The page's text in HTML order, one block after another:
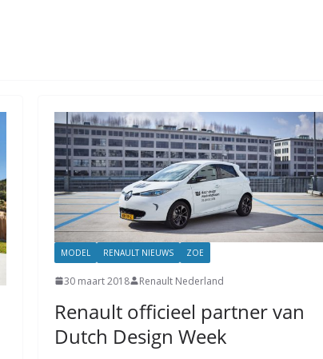
MODEL RENAULT NIEUWS ZOE
30 maart 2018 Renault Nederland
Renault officieel partner van
Dutch Design Week